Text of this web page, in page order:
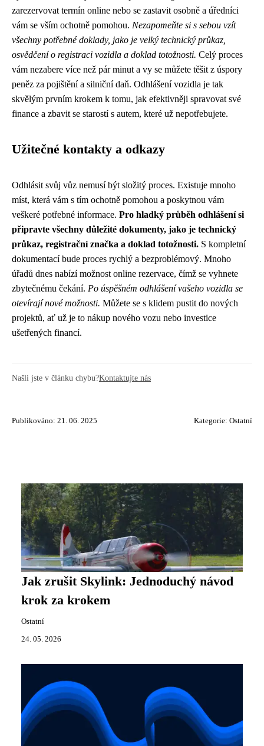
zarezervovat termín online nebo se zastavit osobně a úředníci
vám se vším ochotně pomohou. Nezapomeňte si s sebou vzít
všechny potřebné doklady, jako je velký technický průkaz,
osvědčení o registraci vozidla a doklad totožnosti. Celý proces
vám nezabere více než pár minut a vy se můžete těšit z úspory
peněz za pojištění a silniční daň. Odhlášení vozidla je tak
skvělým prvním krokem k tomu, jak efektivněji spravovat své
finance a zbavit se starostí s autem, které už nepotřebujete.
Užitečné kontakty a odkazy
Odhlásit svůj vůz nemusí být složitý proces. Existuje mnoho
míst, která vám s tím ochotně pomohou a poskytnou vám
veškeré potřebné informace. Pro hladký průběh odhlášení si
připravte všechny důležité dokumenty, jako je technický
průkaz, registrační značka a doklad totožnosti. S kompletní
dokumentací bude proces rychlý a bezproblémový. Mnoho
úřadů dnes nabízí možnost online rezervace, čímž se vyhnete
zbytečnému čekání. Po úspěšném odhlášení vašeho vozidla se
otevírají nové možnosti. Můžete se s klidem pustit do nových
projektů, ať už je to nákup nového vozu nebo investice
ušetřených financí.
Našli jste v článku chybu?Kontaktujte nás
Publikováno: 21. 06. 2025 Kategorie: Ostatní
Jak zrušit Skylink: Jednoduchý návod
krok za krokem
Ostatní
24. 05. 2026